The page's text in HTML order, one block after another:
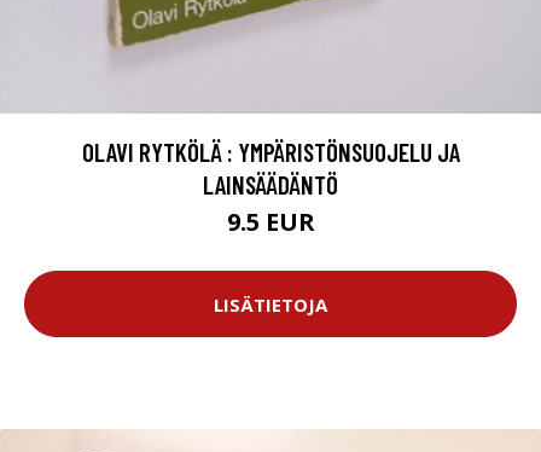
OLAVI RYTKÖLÄ : YMPÄRISTÖNSUOJELU JA
LAINSÄÄDÄNTÖ
9.5 EUR
LISÄTIETOJA